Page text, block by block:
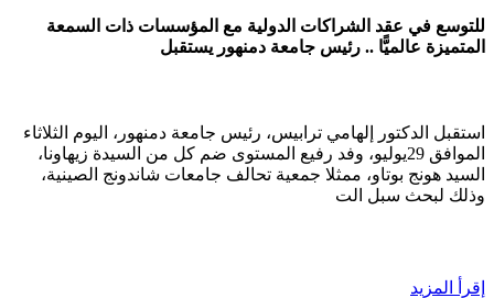
للتوسع في عقد الشراكات الدولية مع المؤسسات ذات السمعة
المتميزة عالميًّا .. رئيس جامعة دمنهور يستقبل
استقبل الدكتور إلهامي ترابيس، رئيس جامعة دمنهور، اليوم الثلاثاء
الموافق 29يوليو، وفد رفيع المستوى ضم كل من السيدة زيهاونا،
السيد هونج بوتاو، ممثلا جمعية تحالف جامعات شاندونج الصينية،
وذلك لبحث سبل الت
إقرأ المزيد